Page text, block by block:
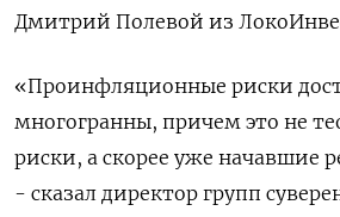
Дмитрий Полевой из
«Проинфляционные риски
многогранны, причем это не
риски, а скорее уже начавшие
- сказал директор групп